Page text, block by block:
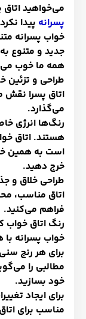
می‌خواهید اتاق
پسرانه پیدا
خواب پسرانه
جدید و متنوع
همه ما خوب
طراحی و تزئین
اتاق پسرا
می‌گذارد.
رنگ‌ها انرژی
هستند. اتاق
است به همین
خرج دهید.
طراحی خلاق و
اتاق مناسب،
فراهم می‌کنید.
رنگ اتاق خواب
خواب پسرانه
برای هر رنج
مطالبی را
خود بسازید.
برای ایجاد
مناسب برای